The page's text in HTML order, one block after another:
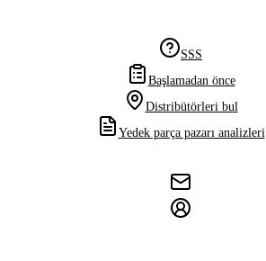
SSS
Başlamadan önce
Distribütörleri bul
Yedek parça pazarı analizleri